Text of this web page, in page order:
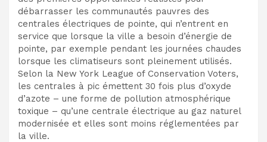
débarrasser les communautés pauvres des
centrales électriques de pointe, qui n’entrent en
service que lorsque la ville a besoin d’énergie de
pointe, par exemple pendant les journées chaudes
lorsque les climatiseurs sont pleinement utilisés.
Selon la New York League of Conservation Voters,
les centrales à pic émettent 30 fois plus d’oxyde
d’azote – une forme de pollution atmosphérique
toxique – qu’une centrale électrique au gaz naturel
modernisée et elles sont moins réglementées par
la ville.